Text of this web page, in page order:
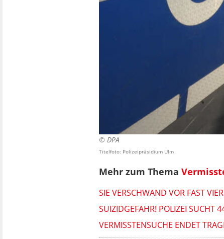
© DPA
Titelfoto: Polizeipräsidium Ulm
Mehr zum Thema
SIE VERSCHWAND VOR FAST
SUIZIDGEFAHR! POLIZEI SUCHT
VERMISSTENSUCHE ENDET